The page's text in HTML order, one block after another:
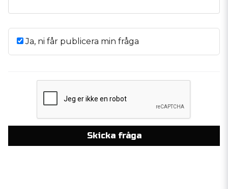
Ja, ni får publicera min fråga
Skicka fråga